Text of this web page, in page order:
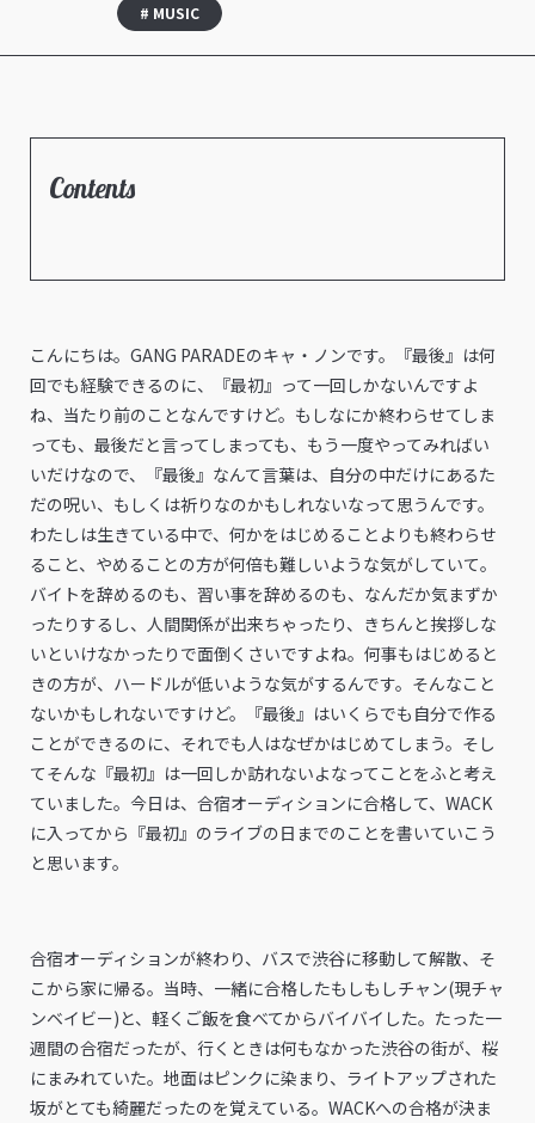
# MUSIC
Contents
こんにちは。GANG PARADEのキャ・ノンです。『最後』は何
回でも経験できるのに、『最初』って一回しかないんですよ
ね、当たり前のことなんですけど。もしなにか終わらせてしま
っても、最後だと言ってしまっても、もう一度やってみればい
いだけなので、『最後』なんて言葉は、自分の中だけにあるた
だの呪い、もしくは祈りなのかもしれないなって思うんです。
わたしは生きている中で、何かをはじめることよりも終わらせ
ること、やめることの方が何倍も難しいような気がしていて。
バイトを辞めるのも、習い事を辞めるのも、なんだか気まずか
ったりするし、人間関係が出来ちゃったり、きちんと挨拶しな
いといけなかったりで面倒くさいですよね。何事もはじめると
きの方が、ハードルが低いような気がするんです。そんなこと
ないかもしれないですけど。『最後』はいくらでも自分で作る
ことができるのに、それでも人はなぜかはじめてしまう。そし
てそんな『最初』は一回しか訪れないよなってことをふと考え
ていました。今日は、合宿オーディションに合格して、WACK
に入ってから『最初』のライブの日までのことを書いていこう
と思います。
合宿オーディションが終わり、バスで渋谷に移動して解散、そ
こから家に帰る。当時、一緒に合格したもしもしチャン(現チャ
ンベイビー)と、軽くご飯を食べてからバイバイした。たった一
週間の合宿だったが、行くときは何もなかった渋谷の街が、桜
にまみれていた。地面はピンクに染まり、ライトアップされた
坂がとても綺麗だったのを覚えている。WACKへの合格が決ま